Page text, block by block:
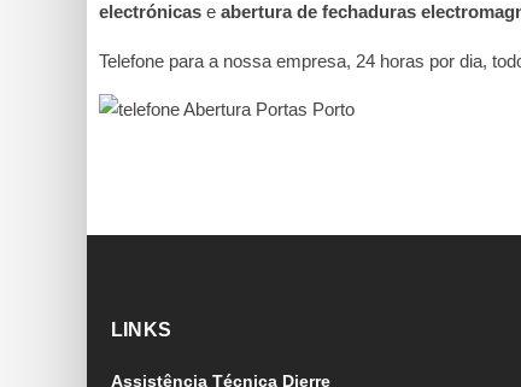
electrónicas e abertura de fechaduras
Telefone para a nossa empresa, 24 horas por dia,
LINKS
Assistência Técnica Dierre